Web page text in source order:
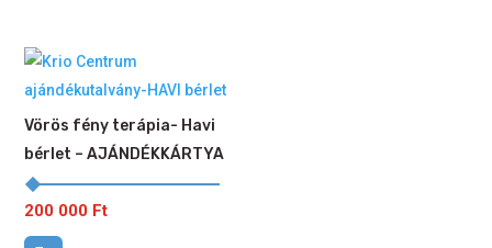
Vörös fény terápia- Havi
bérlet – AJÁNDÉKKÁRTYA
200 000 Ft